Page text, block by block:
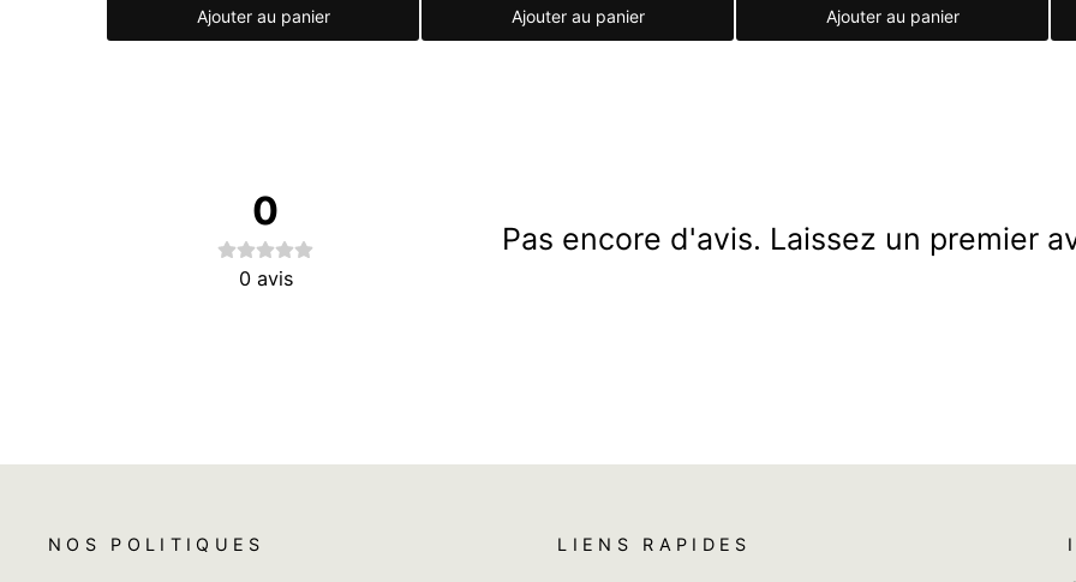
Ajouter au panier Ajouter au panier Ajouter au panier
0
0 avis
Pas encore d'avis. Laissez un premier
NOS POLITIQUES LIENS RAPIDES